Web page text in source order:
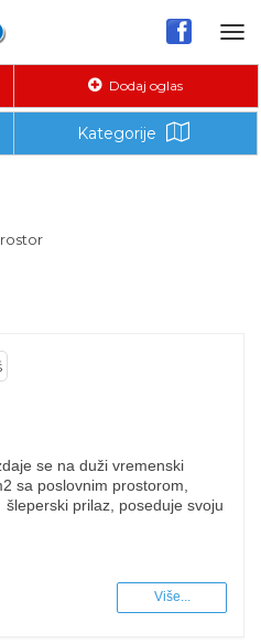
Dodaj oglas
Kategorije
se na duži vremenski
sa poslovnim prostorom,
prilaz, poseduje svoju
Više...